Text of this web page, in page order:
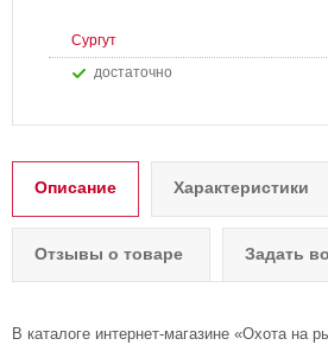
Сургут
Достаточно
Описание Характеристики
Отзывы о товаре Задать
В каталоге интернет-магазине «Охота на